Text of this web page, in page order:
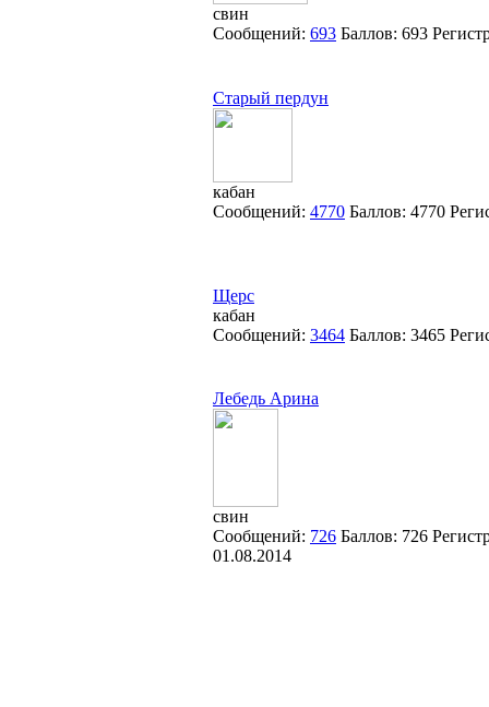
свин
Сообщений: 693 Баллов: 693
Старый пердун
кабан
Сообщений: 4770 Баллов: 4770
Щерс
кабан
Сообщений: 3464 Баллов: 3465
Лебедь Арина
свин
Сообщений: 726 Баллов: 726
01.08.2014